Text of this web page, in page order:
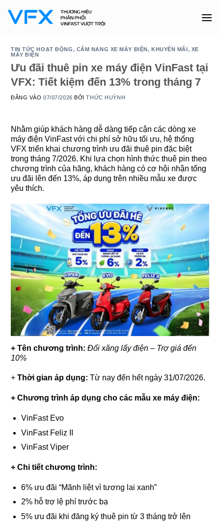
qua
TIN TỨC HOẠT ĐỘNG, CẨM NANG XE MÁY ĐIỆN, KHUYẾN MÃI, XE
MÁY ĐIỆN
Ưu đãi thuê pin xe máy điện VinFast tại
VFX: Tiết kiệm đến 13% trong tháng 7
ĐĂNG VÀO07/07/2026 BỞITHỨC HUỲNH
Nhằm giúp khách hàng dễ dàng tiếp cận các dòng xe
máy điện VinFast với chi phí sở hữu tối ưu, hệ thống
VFX triển khai chương trình ưu đãi thuê pin đặc biệt
trong tháng 7/2026. Khi lựa chọn hình thức thuê pin theo
chương trình của hãng, khách hàng có cơ hội nhận tổng
ưu đãi lên đến 13%, áp dụng trên nhiều mẫu xe được
yêu thích.
+ Tên chương trình: Đổi xăng lấy điện – Trợ giá đến
10%
+ Thời gian áp dụng: Từ nay đến hết ngày 31/07/2026.
+ Chương trình áp dụng cho các mẫu xe máy điện:
VinFast Evo
VinFast Feliz II
VinFast Viper
+ Chi tiết chương trình:
6% ưu đãi “Mãnh liệt vì tương lai xanh”
2% hỗ trợ lệ phí trước bạ
5% ưu đãi khi đăng ký thuê pin từ 3 tháng trở lên